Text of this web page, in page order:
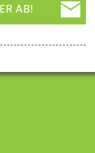
AB!